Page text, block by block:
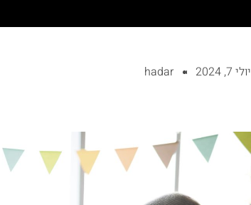
יולי 7, 2024 hadar